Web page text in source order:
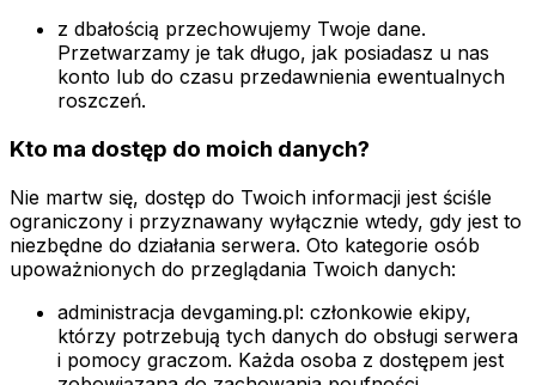
z dbałością przechowujemy Twoje dane.
Przetwarzamy je tak długo, jak posiadasz u nas
konto lub do czasu przedawnienia ewentualnych
roszczeń.
Kto ma dostęp do moich danych?
Nie martw się, dostęp do Twoich informacji jest ściśle
ograniczony i przyznawany wyłącznie wtedy, gdy jest to
niezbędne do działania serwera. Oto kategorie osób
upoważnionych do przeglądania Twoich danych:
administracja devgaming.pl: członkowie ekipy,
którzy potrzebują tych danych do obsługi serwera
i pomocy graczom. Każda osoba z dostępem jest